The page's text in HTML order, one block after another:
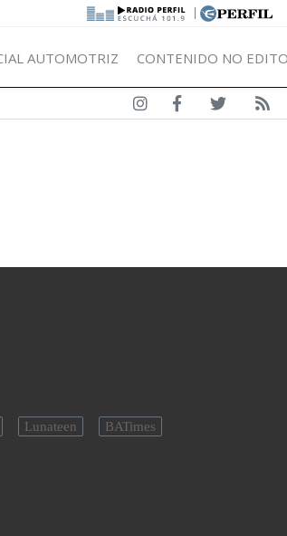
|
AUTOMOTRIZ CONTENIDO NO
Lunateen BATimes